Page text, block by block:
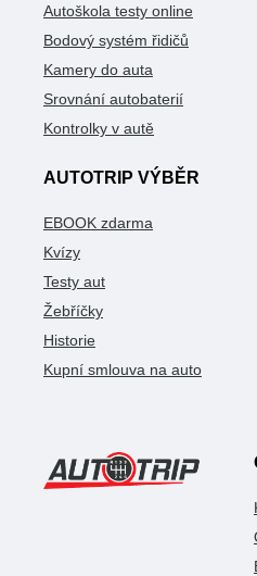
Autoškola testy online
Bodový systém řidičů
Kamery do auta
Srovnání autobaterií
Kontrolky v autě
AUTOTRIP VÝBĚR
EBOOK zdarma
Kvízy
Testy aut
Žebříčky
Historie
Kupní smlouva na auto